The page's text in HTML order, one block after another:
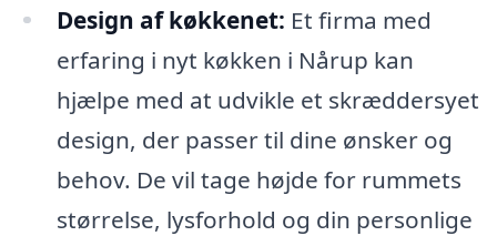
Design af køkkenet: Et firma med
erfaring i nyt køkken i Nårup kan
hjælpe med at udvikle et skræddersyet
design, der passer til dine ønsker og
behov. De vil tage højde for rummets
størrelse, lysforhold og din personlige